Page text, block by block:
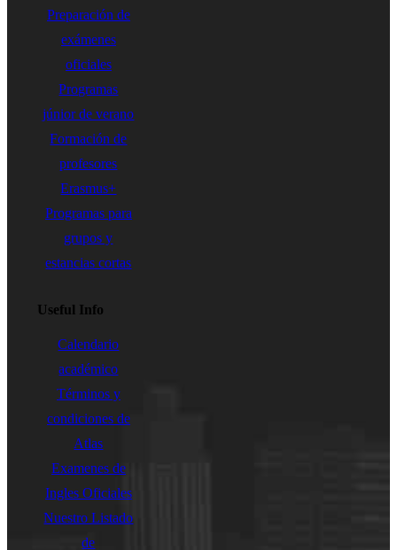
Preparación de
exámenes
oficiales
Programas
júnior de verano
Formación de
profesores
Erasmus+
Programas para
grupos y
estancias cortas
Useful Info
Calendario
académico
Términos y
condiciones de
Atlas
Examenes de
Ingles Oficiales
Nuestro Listado
de